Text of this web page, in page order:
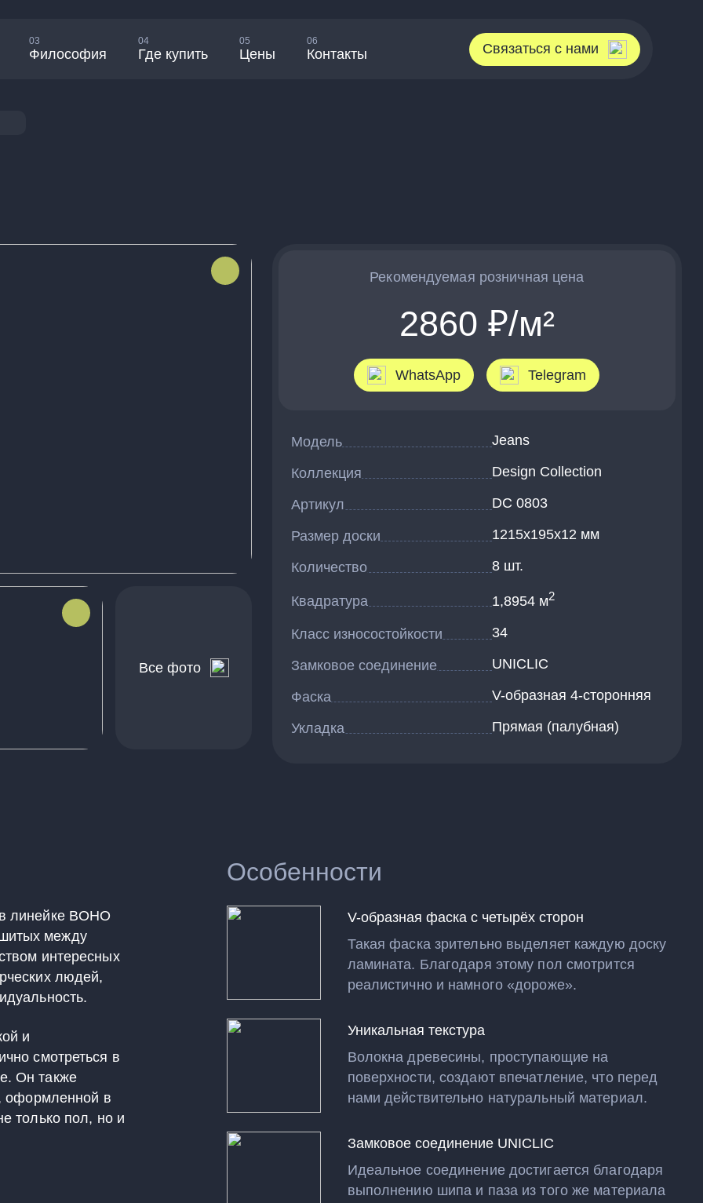
03
Философия
04
Где купить
05
Цены
06
Контакты Связаться с нами
Все фото
Рекомендуемая розничная цена
2860 ₽/м²
WhatsApp Telegram
Модель Jeans
Коллекция Design Collection
Артикул DC 0803
Размер доски 1215x195x12 мм
Количество 8 шт.
Квадратура 1,8954 м2
Класс износостойкости 34
Замковое соединение UNICLIC
Фаска V-образная 4-сторонняя
Укладка Прямая (палубная)
линейке BOHO
между
интересных
людей,
и
смотреться в
Он также
оформленной в
только пол, но и
Особенности
V-образная фаска с четырёх сторон
Такая фаска зрительно выделяет каждую доску
ламината. Благодаря этому пол смотрится
реалистично и намного «дороже».
Уникальная текстура
Волокна древесины, проступающие на
поверхности, создают впечатление, что перед
нами действительно натуральный материал.
Замковое соединение UNICLIC
Идеальное соединение достигается благодаря
выполнению шипа и паза из того же материала